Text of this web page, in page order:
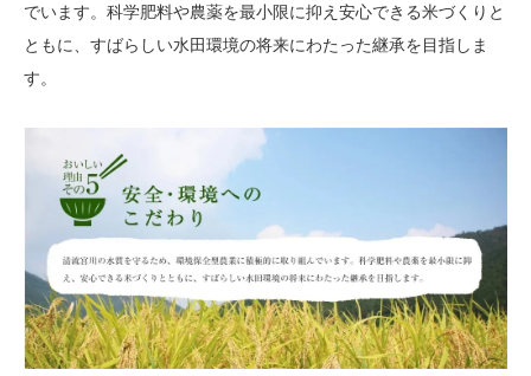
でいます。科学肥料や農薬を最小限に抑え安心できる米づくりと
ともに、すばらしい水田環境の将来にわたった継承を目指しま
す。